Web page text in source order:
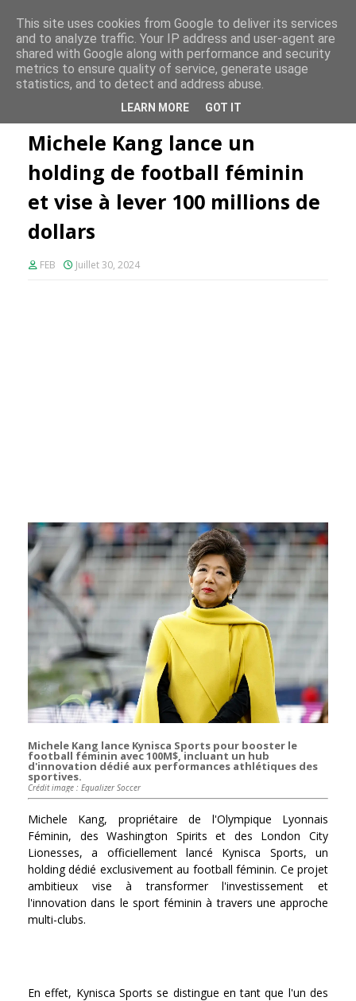
FE PLUS
féminin et vise à lever 100 millions de dollars
Michele Kang lance un
holding de football féminin
et vise à lever 100 millions de
dollars
FEB Juillet 30, 2024
Michele Kang lance Kynisca Sports pour booster le
football féminin avec 100M$, incluant un hub
d'innovation dédié aux performances athlétiques des
sportives.
Crédit image : Equalizer Soccer
Michele Kang, propriétaire de l'Olympique Lyonnais
Féminin, des Washington Spirits et des London City
Lionesses, a officiellement lancé Kynisca Sports, un
holding dédié exclusivement au football féminin. Ce projet
ambitieux vise à transformer l'investissement et
l'innovation dans le sport féminin à travers une approche
multi-clubs.
En effet, Kynisca Sports se distingue en tant que l'un des
This site uses cookies from Google to deliver its services
and to analyze traffic. Your IP address and user-agent are
shared with Google along with performance and security
metrics to ensure quality of service, generate usage
statistics, and to detect and address abuse.
LEARN MORE GOT IT